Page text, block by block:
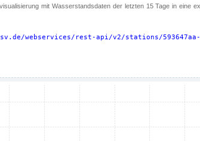
mit Wasserstandsdaten der letzten 15 Tage in eine
webservices/rest-api/v2/stations/593647aa-